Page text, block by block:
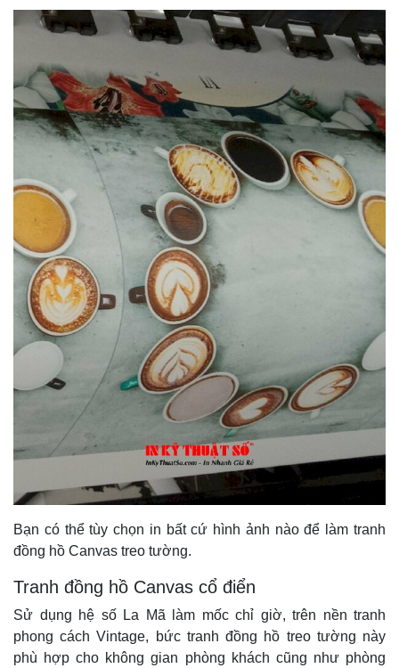
Bạn có thể tùy chọn in bất cứ hình ảnh nào để làm tranh
đồng hồ Canvas treo tường.
Tranh đồng hồ Canvas cổ điển
Sử dụng hệ số La Mã làm mốc chỉ giờ, trên nền tranh
phong cách Vintage, bức tranh đồng hồ treo tường này
phù hợp cho không gian phòng khách cũng như phòng